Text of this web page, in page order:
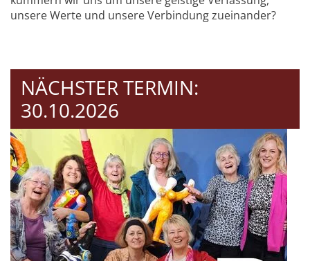
unsere Werte und unsere Verbindung zueinander?
NÄCHSTER TERMIN:
30.10.2026